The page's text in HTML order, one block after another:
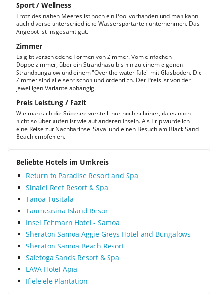
Sport / Wellness
Trotz des nahen Meeres ist noch ein Pool vorhanden und man kann
auch diverse unterschiedliche Wassersportarten unternehmen. Das
Angebot ist insgesamt gut.
Zimmer
Es gibt verschiedene Formen von Zimmer. Vom einfachen
Doppelzimmer, über ein Strandhasu bis hin zu einem eigenen
Strandbungalow und einem "Over the water fale" mit Glasboden. Die
Zimmer sind alle sehr schön und ordentlich. Der Preis ist von der
jeweiligen Variante abhängig.
Preis Leistung / Fazit
Wie man sich die Südesee vorstellt nur noch schöner, da es noch
nicht so überlaufen ist wie auf anderen Inseln. Als Trip würde ich
eine Reise zur Nachbarinsel Savai und einen Besuch am Black Sand
Beach empfehlen.
Beliebte Hotels im Umkreis
Return to Paradise Resort and Spa
Sinalei Reef Resort & Spa
Tanoa Tusitala
Taumeasina Island Resort
Insel Fehmarn Hotel - Samoa
Sheraton Samoa Aggie Greys Hotel and Bungalows
Sheraton Samoa Beach Resort
Saletoga Sands Resort & Spa
LAVA Hotel Apia
Ifiele'ele Plantation